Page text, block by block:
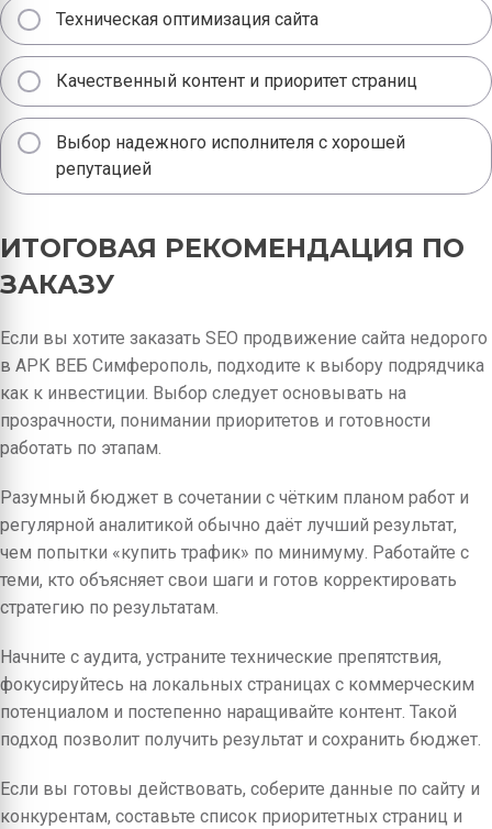
Техническая оптимизация сайта
Качественный контент и приоритет страниц
Выбор надежного исполнителя с хорошей
репутацией
ИТОГОВАЯ РЕКОМЕНДАЦИЯ ПО
ЗАКАЗУ
Если вы хотите заказать SEO продвижение сайта недорого
в АРК ВЕБ Симферополь, подходите к выбору подрядчика
как к инвестиции. Выбор следует основывать на
прозрачности, понимании приоритетов и готовности
работать по этапам.
Разумный бюджет в сочетании с чётким планом работ и
регулярной аналитикой обычно даёт лучший результат,
чем попытки «купить трафик» по минимуму. Работайте с
теми, кто объясняет свои шаги и готов корректировать
стратегию по результатам.
Начните с аудита, устраните технические препятствия,
фокусируйтесь на локальных страницах с коммерческим
потенциалом и постепенно наращивайте контент. Такой
подход позволит получить результат и сохранить бюджет.
Если вы готовы действовать, соберите данные по сайту и
конкурентам, составьте список приоритетных страниц и